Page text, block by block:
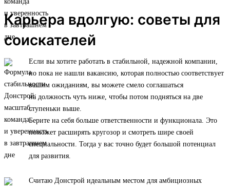
Карьера вдолгую: советы для
соискателей
Если вы хотите работать в стабильной, надежной компании,
но пока не нашли вакансию, которая полностью соответствует
вашим ожиданиям, вы можете смело соглашаться
на должность чуть ниже, чтобы потом подняться на две
ступеньки выше.
Берите на себя больше ответственности и функционала. Это
поможет расширять кругозор и смотреть шире своей
специальности. Тогда у вас точно будет большой потенциал
для развития.
Считаю Донстрой идеальным местом для амбициозных